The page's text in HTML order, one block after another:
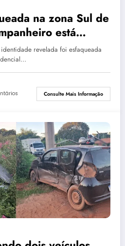
na zona Sul de
está
revelada foi esfaqueada
Consulte Mais Informação